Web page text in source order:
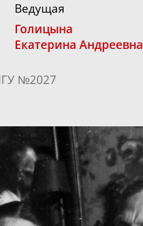
Ведущая
Голицына
Екатерина Андреевна
№2027